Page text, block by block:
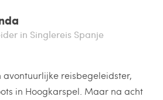
in Singlereis Spanje
avontuurlijke reisbegeleidster,
in Hoogkarspel. Maar na acht